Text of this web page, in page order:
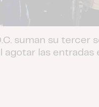
suman su tercer
agotar las entradas